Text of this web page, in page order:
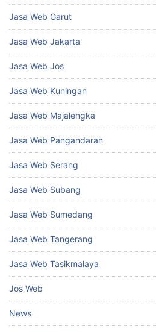
Jasa Web Garut
Jasa Web Jakarta
Jasa Web Jos
Jasa Web Kuningan
Jasa Web Majalengka
Jasa Web Pangandaran
Jasa Web Serang
Jasa Web Subang
Jasa Web Sumedang
Jasa Web Tangerang
Jasa Web Tasikmalaya
Jos Web
News